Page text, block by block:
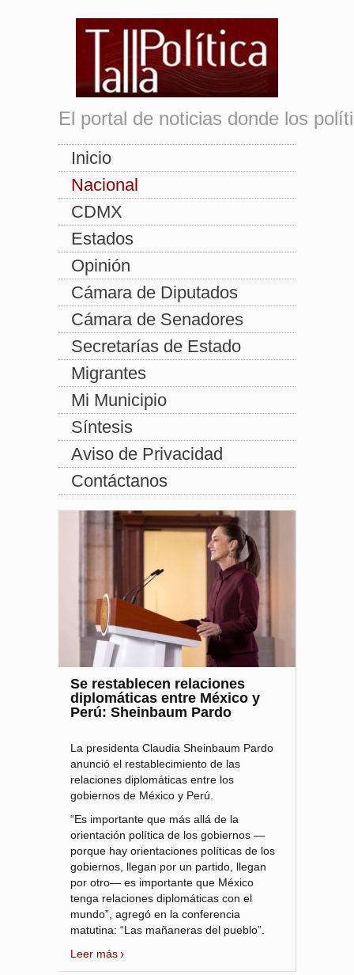
El portal de noticias donde los
Inicio
Nacional
CDMX
Estados
Opinión
Cámara de Diputados
Cámara de Senadores
Secretarías de Estado
Migrantes
Mi Municipio
Síntesis
Aviso de Privacidad
Contáctanos
Se restablecen relaciones
diplomáticas entre México y
Perú: Sheinbaum Pardo
La presidenta Claudia Sheinbaum Pardo
anunció el restablecimiento de las
relaciones diplomáticas entre los
gobiernos de México y Perú.
“Es importante que más allá de la
orientación política de los gobiernos —
porque hay orientaciones políticas de los
gobiernos, llegan por un partido, llegan
por otro— es importante que México
tenga relaciones diplomáticas con el
mundo”, agregó en la conferencia
matutina: “Las mañaneras del pueblo”.
Leer más